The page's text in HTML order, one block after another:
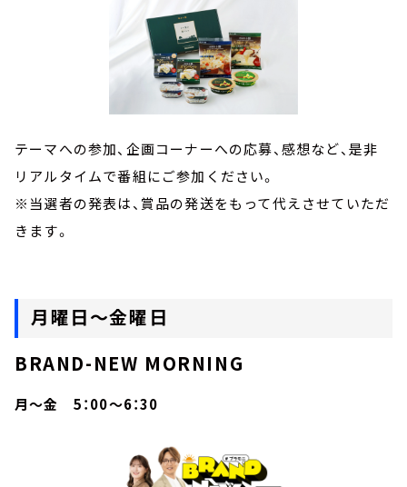
テーマへの参加、企画コーナーへの応募、感想など、是非
リアルタイムで番組にご参加ください。
※当選者の発表は、賞品の発送をもって代えさせていただ
きます。
月曜日～金曜日
BRAND-NEW MORNING
月～金 5：00～6：30